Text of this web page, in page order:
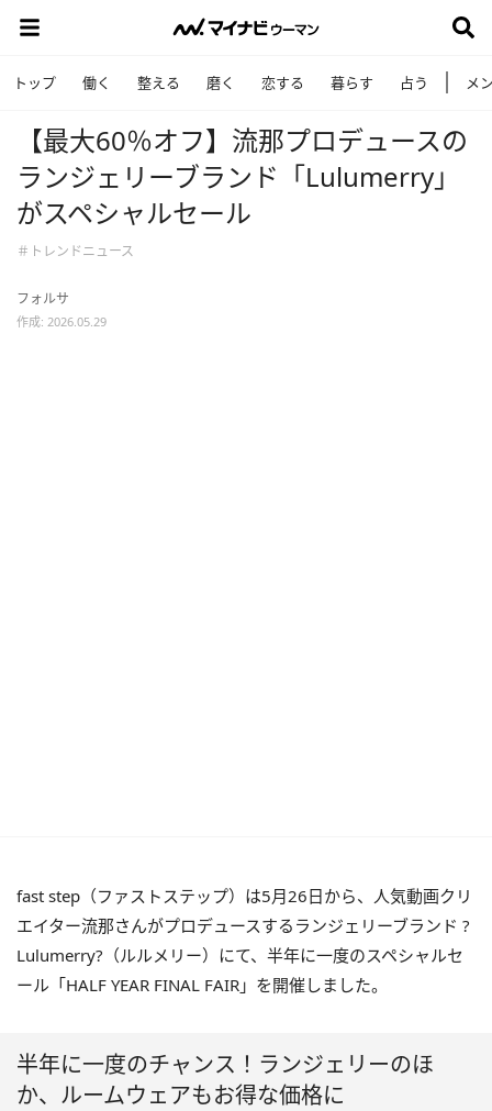
トップ 働く 整える 磨く 恋する 暮らす 占う メ
【最大60％オフ】流那プロデュースの
ランジェリーブランド「Lulumerry」
がスペシャルセール
＃トレンドニュース
フォルサ
作成: 2026.05.29
fast step（ファストステップ）は5月26日から、人気動画クリ
エイター流那さんがプロデュースするランジェリーブランド ?
Lulumerry?（ルルメリー）にて、半年に一度のスペシャルセ
ール「HALF YEAR FINAL FAIR」を開催しました。
半年に一度のチャンス！ランジェリーのほ
か、ルームウェアもお得な価格に